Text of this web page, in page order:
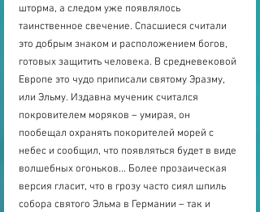
шторма, а следом уже появлялось
таинственное свечение. Спасшиеся считали
это добрым знаком и расположением богов,
готовых защитить человека. В средневековой
Европе это чудо приписали святому Эразму,
или Эльму. Издавна мученик считался
покровителем моряков – умирая, он
пообещал охранять покорителей морей с
небес и сообщил, что появляться будет в виде
волшебных огоньков... Более прозаическая
версия гласит, что в грозу часто сиял шпиль
собора святого Эльма в Германии – так и